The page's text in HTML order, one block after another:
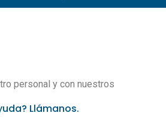
personal y con nuestros
Llámanos.